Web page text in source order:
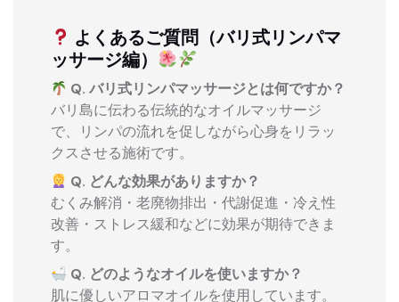
よくあるご質問（バリ式リンパマ
ッサージ編）
Q. バリ式リンパマッサージとは何ですか？
バリ島に伝わる伝統的なオイルマッサージ
で、リンパの流れを促しながら心身をリラッ
クスさせる施術です。
Q. どんな効果がありますか？
むくみ解消・老廃物排出・代謝促進・冷え性
改善・ストレス緩和などに効果が期待できま
す。
Q. どのようなオイルを使いますか？
肌に優しいアロマオイルを使用しています。